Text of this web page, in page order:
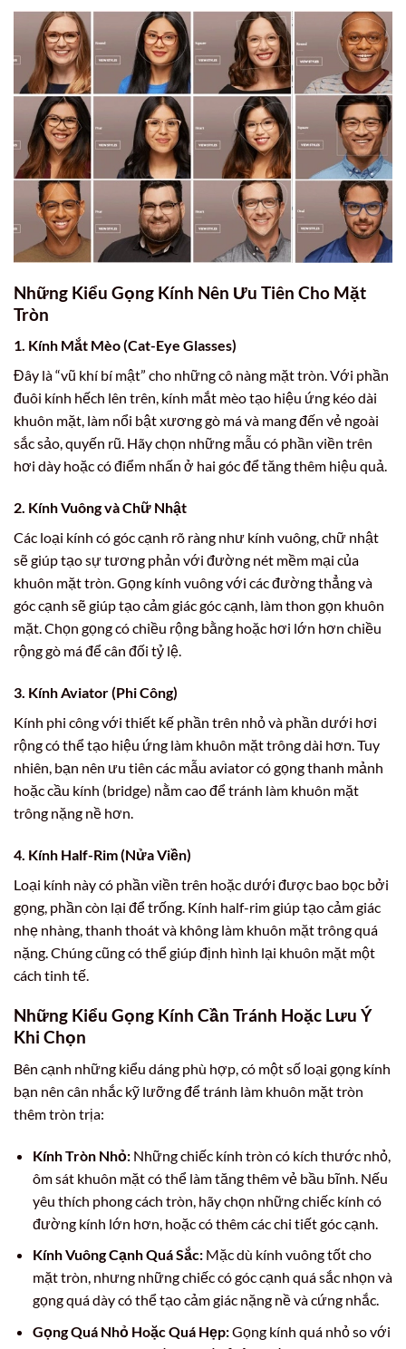
Những Kiểu Gọng Kính Nên Ưu Tiên Cho Mặt
Tròn
1. Kính Mắt Mèo (Cat-Eye Glasses)
Đây là “vũ khí bí mật” cho những cô nàng mặt tròn. Với phần
đuôi kính hếch lên trên, kính mắt mèo tạo hiệu ứng kéo dài
khuôn mặt, làm nổi bật xương gò má và mang đến vẻ ngoài
sắc sảo, quyến rũ. Hãy chọn những mẫu có phần viền trên
hơi dày hoặc có điểm nhấn ở hai góc để tăng thêm hiệu quả.
2. Kính Vuông và Chữ Nhật
Các loại kính có góc cạnh rõ ràng như kính vuông, chữ nhật
sẽ giúp tạo sự tương phản với đường nét mềm mại của
khuôn mặt tròn. Gọng kính vuông với các đường thẳng và
góc cạnh sẽ giúp tạo cảm giác góc cạnh, làm thon gọn khuôn
mặt. Chọn gọng có chiều rộng bằng hoặc hơi lớn hơn chiều
rộng gò má để cân đối tỷ lệ.
3. Kính Aviator (Phi Công)
Kính phi công với thiết kế phần trên nhỏ và phần dưới hơi
rộng có thể tạo hiệu ứng làm khuôn mặt trông dài hơn. Tuy
nhiên, bạn nên ưu tiên các mẫu aviator có gọng thanh mảnh
hoặc cầu kính (bridge) nằm cao để tránh làm khuôn mặt
trông nặng nề hơn.
4. Kính Half-Rim (Nửa Viền)
Loại kính này có phần viền trên hoặc dưới được bao bọc bởi
gọng, phần còn lại để trống. Kính half-rim giúp tạo cảm giác
nhẹ nhàng, thanh thoát và không làm khuôn mặt trông quá
nặng. Chúng cũng có thể giúp định hình lại khuôn mặt một
cách tinh tế.
Những Kiểu Gọng Kính Cần Tránh Hoặc Lưu Ý
Khi Chọn
Bên cạnh những kiểu dáng phù hợp, có một số loại gọng kính
bạn nên cân nhắc kỹ lưỡng để tránh làm khuôn mặt tròn
thêm tròn trịa:
Kính Tròn Nhỏ:Những chiếc kính tròn có kích thước nhỏ,
ôm sát khuôn mặt có thể làm tăng thêm vẻ bầu bĩnh. Nếu
yêu thích phong cách tròn, hãy chọn những chiếc kính có
đường kính lớn hơn, hoặc có thêm các chi tiết góc cạnh.
Kính Vuông Cạnh Quá Sắc:Mặc dù kính vuông tốt cho
mặt tròn, nhưng những chiếc có góc cạnh quá sắc nhọn và
gọng quá dày có thể tạo cảm giác nặng nề và cứng nhắc.
Gọng Quá Nhỏ Hoặc Quá Hẹp:Gọng kính quá nhỏ so với